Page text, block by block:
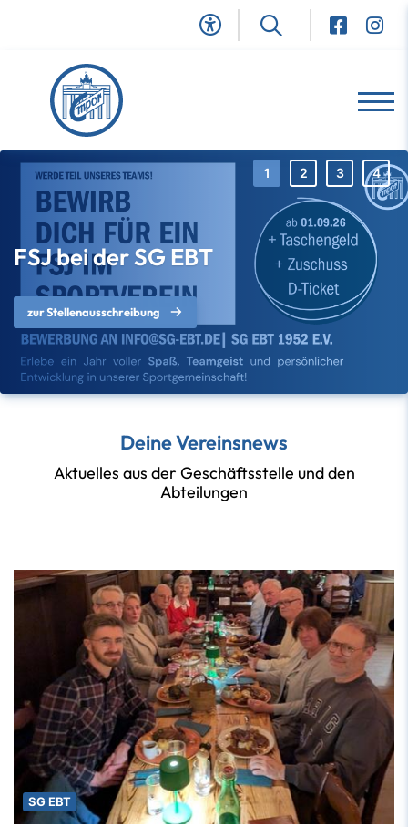
FSJ bei der SG EBT
zur Stellenausschreibung
Deine Vereinsnews
Aktuelles aus der Geschäftsstelle und den
Abteilungen
SG EBT